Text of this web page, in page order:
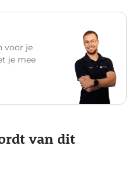
voor je
je mee
van dit